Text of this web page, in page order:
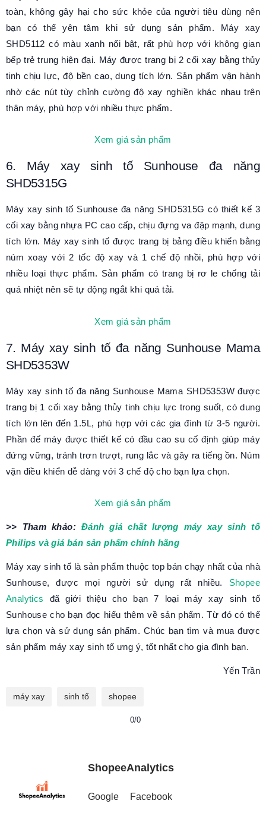
toàn, không gây hại cho sức khỏe của người tiêu dùng nên
bạn có thể yên tâm khi sử dụng sản phẩm. Máy xay
SHD5112 có màu xanh nổi bật, rất phù hợp với không gian
bếp trẻ trung hiện đại. Máy được trang bị 2 cối xay bằng thủy
tinh chịu lực, độ bền cao, dung tích lớn. Sản phẩm vận hành
nhờ các nút tùy chỉnh cường độ xay nghiền khác nhau trên
thân máy, phù hợp với nhiều thực phẩm.
Xem giá sản phẩm
6. Máy xay sinh tố Sunhouse đa năng
SHD5315G
Máy xay sinh tố Sunhouse đa năng SHD5315G có thiết kế 3
cối xay bằng nhựa PC cao cấp, chịu đựng va đập mạnh, dung
tích lớn. Máy xay sinh tố được trang bị bảng điều khiển bằng
núm xoay với 2 tốc độ xay và 1 chế độ nhồi, phù hợp với
nhiều loại thực phẩm. Sản phẩm có trang bị rơ le chống tải
quá nhiệt nên sẽ tự động ngắt khi quá tải.
Xem giá sản phẩm
7. Máy xay sinh tố đa năng Sunhouse Mama
SHD5353W
Máy xay sinh tố đa năng Sunhouse Mama SHD5353W được
trang bị 1 cối xay bằng thủy tinh chịu lực trong suốt, có dung
tích lớn lên đến 1.5L, phù hợp với các gia đình từ 3-5 người.
Phần đế máy được thiết kế có đầu cao su cố định giúp máy
đứng vững, tránh trơn trượt, rung lắc và gây ra tiếng ồn. Núm
vặn điều khiển dễ dàng với 3 chế độ cho bạn lựa chọn.
Xem giá sản phẩm
>> Tham khảo: Đánh giá chất lượng máy xay sinh tố
Philips và giá bán sản phẩm chính hãng
Máy xay sinh tố là sản phẩm thuộc top bán chạy nhất của nhà
Sunhouse, được mọi người sử dụng rất nhiều. Shopee
Analytics đã giới thiệu cho bạn 7 loại máy xay sinh tố
Sunhouse cho bạn đọc hiểu thêm về sản phẩm. Từ đó có thể
lựa chọn và sử dụng sản phẩm. Chúc bạn tìm và mua được
sản phẩm máy xay sinh tố ưng ý, tốt nhất cho gia đình bạn.
Yến Trần
máy xay sinh tố shopee
0/0
ShopeeAnalytics
Google Facebook